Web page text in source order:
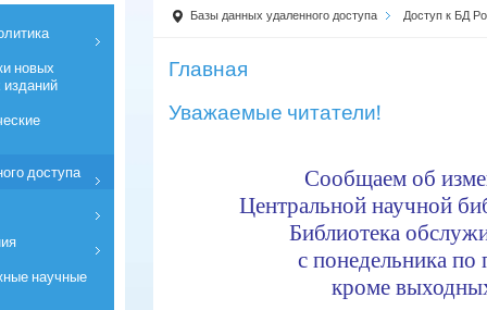
Базы данных удаленного доступа Доступ к БД
Главная
Уважаемые читатели!
Сообщаем об
Центральной научной
Библиотека
с понедельника
кроме
новых
изданий
доступа
научные